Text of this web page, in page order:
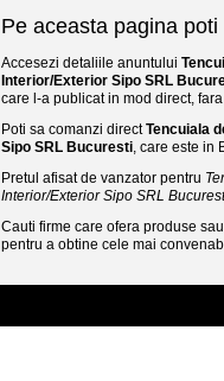
Pe aceasta pagina poti
Accesezi detaliile anuntului
Interior/Exterior Sipo SRL
care l-a publicat in mod direct,
Poti sa comanzi directTencuiala
Sipo SRL Bucuresti, care este in
Pretul afisat de vanzator pentru
Interior/Exterior Sipo SRL
Cauti firme care ofera produse
pentru a obtine cele mai